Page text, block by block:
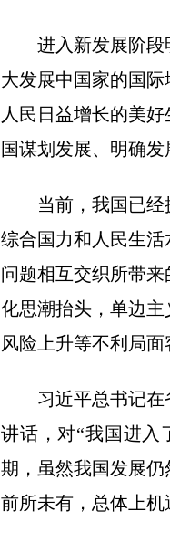
进入新发展阶
大发展中国家的国
人民日益增长的美
国谋划发展、明确发
当前，我国已
综合国力和人民生
问题相互交织所带
化思潮抬头，单边
风险上升等不利局
习近平总书记
讲话，对“我国进入
期，虽然我国发展
前所未有，总体上机